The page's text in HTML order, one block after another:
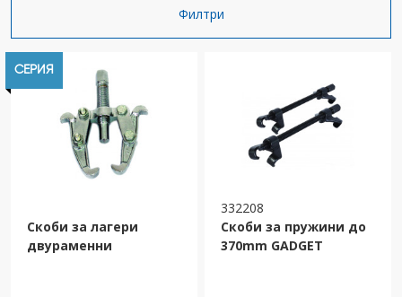
Филтри
СЕРИЯ
Скоби за лагери
двураменни
332208
Скоби за пружини до
370mm GADGET